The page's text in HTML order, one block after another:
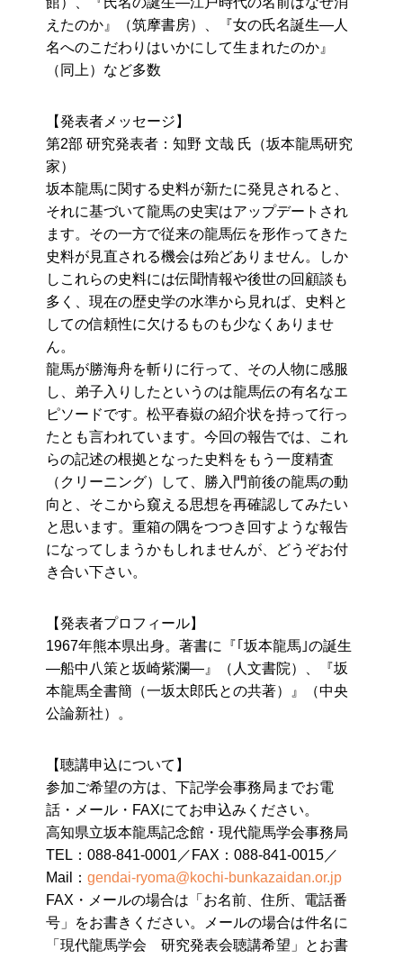
えたのか』（筑摩書房）、『女の氏名誕生―人
名へのこだわりはいかにして生まれたのか』
（同上）など多数
【発表者メッセージ】
第2部 研究発表者：知野 文哉 氏（坂本龍馬研究
家）
坂本龍馬に関する史料が新たに発見されると、
それに基づいて龍馬の史実はアップデートされ
ます。その一方で従来の龍馬伝を形作ってきた
史料が見直される機会は殆どありません。しか
しこれらの史料には伝聞情報や後世の回顧談も
多く、現在の歴史学の水準から見れば、史料と
しての信頼性に欠けるものも少なくありませ
ん。
龍馬が勝海舟を斬りに行って、その人物に感服
し、弟子入りしたというのは龍馬伝の有名なエ
ピソードです。松平春嶽の紹介状を持って行っ
たとも言われています。今回の報告では、これ
らの記述の根拠となった史料をもう一度精査
（クリーニング）して、勝入門前後の龍馬の動
向と、そこから窺える思想を再確認してみたい
と思います。重箱の隅をつつき回すような報告
になってしまうかもしれませんが、どうぞお付
き合い下さい。
【発表者プロフィール】
1967年熊本県出身。著書に『｢坂本龍馬｣の誕生
―船中八策と坂崎紫瀾―』（人文書院）、『坂
本龍馬全書簡（一坂太郎氏との共著）』（中央
公論新社）。
【聴講申込について】
参加ご希望の方は、下記学会事務局までお電
話・メール・FAXにてお申込みください。
高知県立坂本龍馬記念館・現代龍馬学会事務局
TEL：088-841-0001／FAX：088-841-0015／
Mail： gendai-ryoma@kochi-bunkazaidan.or.jp
FAX・メールの場合は「お名前、住所、電話番
号」をお書きください。メールの場合は件名に
「現代龍馬学会 研究発表会聴講希望」とお書